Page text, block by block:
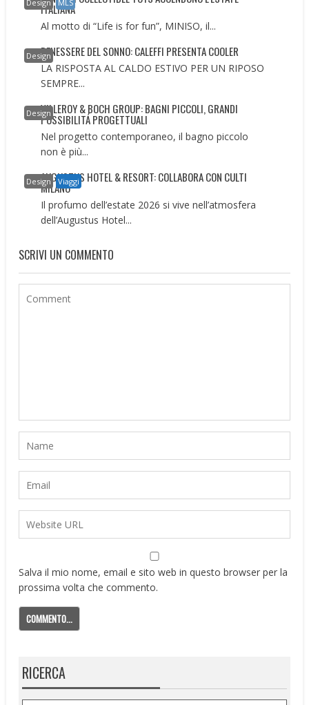
Design MLS
ITALIANA
Al motto di “Life is for fun”, MINISO, il...
DesignBENESSERE DEL SONNO: CALEFFI PRESENTA COOLER
LA RISPOSTA AL CALDO ESTIVO PER UN RIPOSO
SEMPRE...
DesignVILLEROY & BOCH GROUP: BAGNI PICCOLI, GRANDI
POSSIBILITÁ PROGETTUALI
Nel progetto contemporaneo, il bagno piccolo
non è più...
Design Viaggi
AUGUSTUS HOTEL & RESORT: COLLABORA CON CULTI
MILANO
Il profumo dell’estate 2026 si vive nell’atmosfera
dell’Augustus Hotel...
SCRIVI UN COMMENTO
Salva il mio nome, email e sito web in questo browser per la
prossima volta che commento.
RICERCA